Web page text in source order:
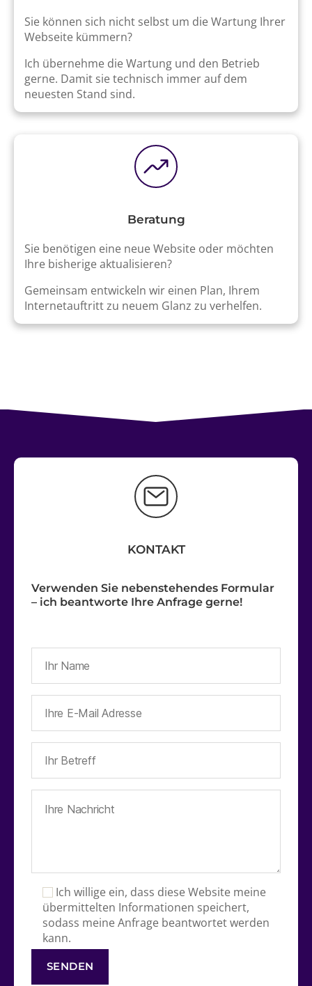
Sie können sich nicht selbst um die Wartung Ihrer
Webseite kümmern?
Ich übernehme die Wartung und den Betrieb
gerne. Damit sie technisch immer auf dem
neuesten Stand sind.
Beratung
Sie benötigen eine neue Website oder möchten
Ihre bisherige aktualisieren?
Gemeinsam entwickeln wir einen Plan, Ihrem
Internetauftritt zu neuem Glanz zu verhelfen.
KONTAKT
Verwenden Sie nebenstehendes Formular
– ich beantworte Ihre Anfrage gerne!
Ich willige ein, dass diese Website meine
übermittelten Informationen speichert,
sodass meine Anfrage beantwortet werden
kann.